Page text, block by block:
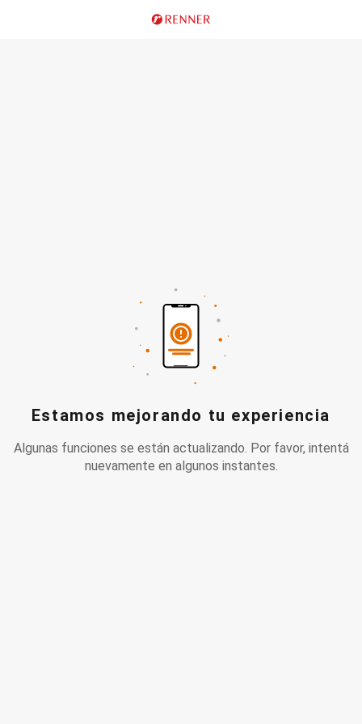
Estamos mejorando tu experiencia
Algunas funciones se están actualizando. Por favor, intentá
nuevamente en algunos instantes.